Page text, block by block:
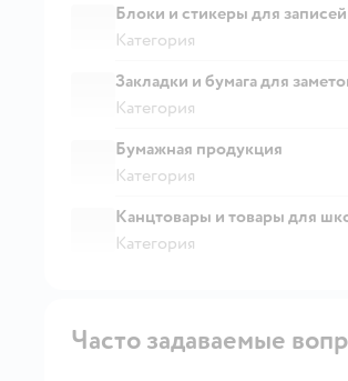
Блоки и стикеры для записей
Категория
Закладки и бумага для
Категория
Бумажная продукция
Категория
Канцтовары и товары для
Категория
Часто задаваемые